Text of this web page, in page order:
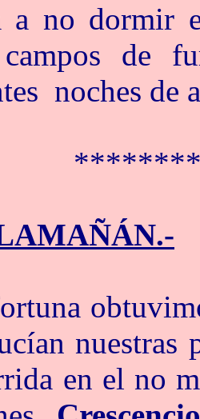
a no dormir
campos de
noches de
nuestras
en el no